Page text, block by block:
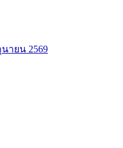
ายน 2569